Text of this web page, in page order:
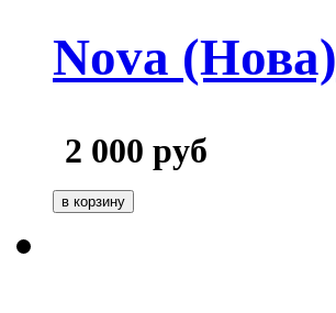
Nova (Нова)
2 000 руб